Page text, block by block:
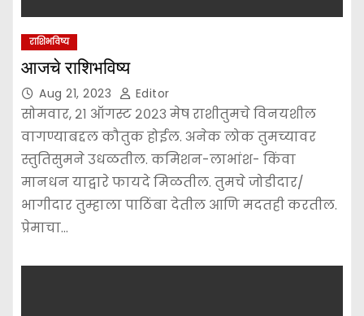
राशिभविष्य
आजचे राशिभविष्य
Aug 21, 2023 Editor
सोमवार, २१ ऑगस्ट २०२३ मेष राशीतुमचे विनयशील
वागण्याबद्दल कौतुक होईल. अनेक लोक तुमच्यावर
स्तुतिसुमने उधळतील. कमिशन-लाभांश- किंवा
मानधन याद्वारे फायदे मिळतील. तुमचे जोडीदार/
भागीदार तुम्हाला पाठिंबा देतील आणि मदतही करतील.
प्रेमाचा…